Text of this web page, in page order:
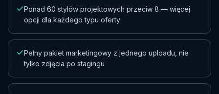
Ponad 60 stylów projektowych przeciw 8 — więcej
opcji dla każdego typu oferty
Pełny pakiet marketingowy z jednego uploadu, nie
tylko zdjęcia po stagingu